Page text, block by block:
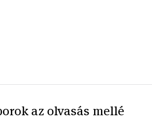
az olvasás mellé